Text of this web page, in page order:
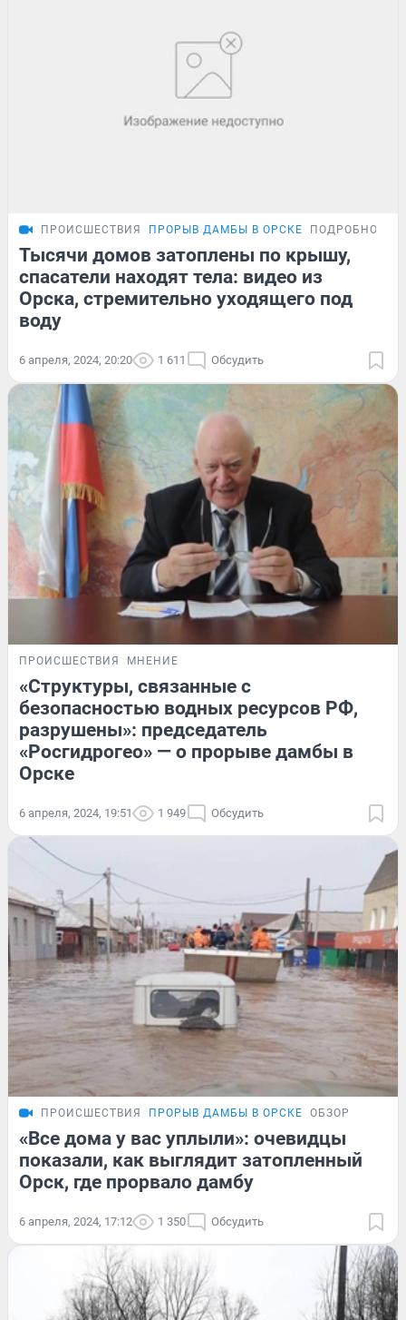
ПРОИСШЕСТВИЯ ПРОРЫВ ДАМБЫ В ОРСКЕ ПОДРОБНОСТИ
Тысячи домов затоплены по крышу,
спасатели находят тела: видео из
Орска, стремительно уходящего под
воду
6 апреля, 2024, 20:20 1 611 Обсудить
ПРОИСШЕСТВИЯ МНЕНИЕ
«Структуры, связанные с
безопасностью водных ресурсов РФ,
разрушены»: председатель
«Росгидрогео» — о прорыве дамбы в
Орске
6 апреля, 2024, 19:51 1 949 Обсудить
ПРОИСШЕСТВИЯ ПРОРЫВ ДАМБЫ В ОРСКЕ ОБЗОР
«Все дома у вас уплыли»: очевидцы
показали, как выглядит затопленный
Орск, где прорвало дамбу
6 апреля, 2024, 17:12 1 350 Обсудить